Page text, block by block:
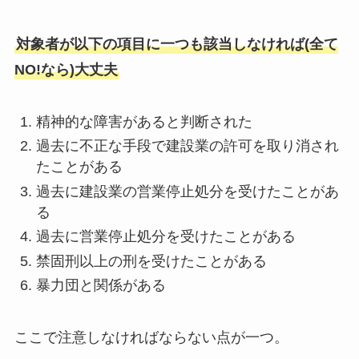
対象者が以下の項目に一つも該当しなければ(全て
NO!なら)大丈夫
精神的な障害があると判断された
過去に不正な手段で建設業の許可を取り消され
たことがある
過去に建設業の営業停止処分を受けたことがあ
る
過去に営業停止処分を受けたことがある
禁固刑以上の刑を受けたことがある
暴力団と関係がある
ここで注意しなければならない点が一つ。